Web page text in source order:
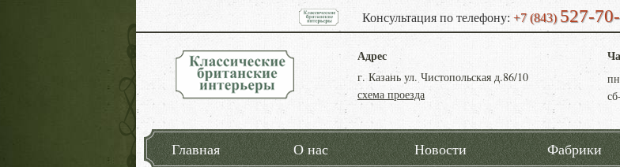
Консультация по телефону: +7 (843) 527-
Адрес
г. Казань ул. Чистопольская д.86/10
схема проезда
Главная О нас Новости Фабрики